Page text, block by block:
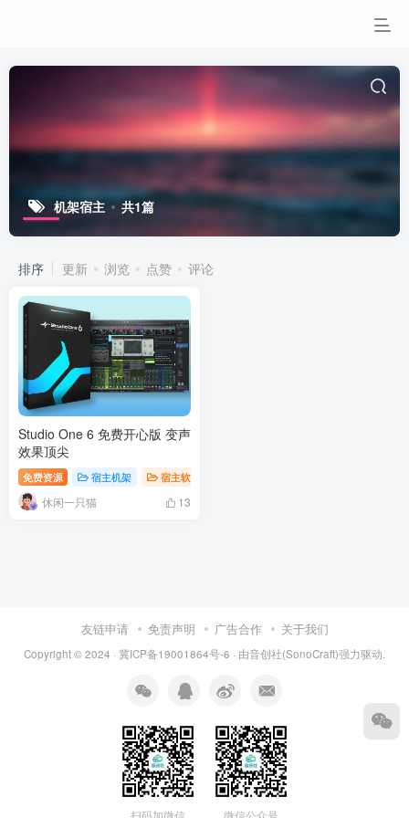
机架宿主 共1篇
排序 更新 浏览 点赞 评论
Studio One 6 免费开心版 变声
效果顶尖
免费资源 宿主机架 宿主软件
休闲一只猫 13
友链申请 免责声明 广告合作 关于我们
Copyright © 2024 · 冀ICP备19001864号-6 · 由音创社(SonoCraft)强力驱动.